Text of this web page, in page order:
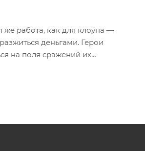
же работа, как для клоуна —
деньгами. Герои
на поля сражений их